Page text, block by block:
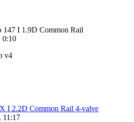
I 1.9D Common Rail
0:10
v4
I 2.2D Common Rail 4-valve
, 11:17